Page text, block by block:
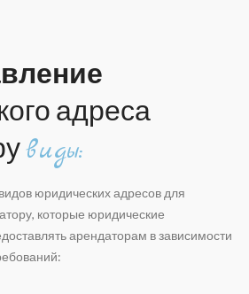
адреса
виды:
юридических адресов для
которые юридические
арендаторам в зависимости